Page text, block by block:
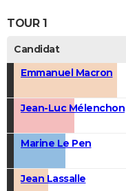
TOUR 1
Candidat
Emmanuel Macron
Jean-Luc Mélenchon
Marine Le Pen
Jean Lassalle